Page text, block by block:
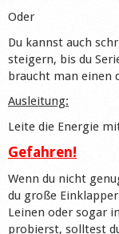
Oder
Du kannst auch
steigern, bis du
braucht man einen
Ausleitung:
Leite die Energie
Gefahren!
Wenn du nicht
du große
Leinen oder sogar
probierst, solltest